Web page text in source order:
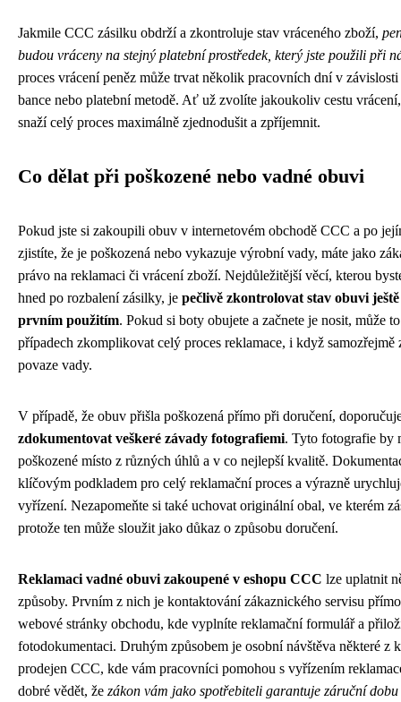
Jakmile CCC zásilku obdrží a zkontroluje stav vráceného zboží,
budou vráceny na stejný platební prostředek, který jste použili při
proces vrácení peněz může trvat několik pracovních dní v závislosti
bance nebo platební metodě. Ať už zvolíte jakoukoliv cestu
snaží celý proces maximálně zjednodušit a zpříjemnit.
Co dělat při poškozené nebo vadné obuvi
Pokud jste si zakoupili obuv v internetovém obchodě CCC a po
zjistíte, že je poškozená nebo vykazuje výrobní vady, máte jako
právo na reklamaci či vrácení zboží. Nejdůležitější věcí, kterou
hned po rozbalení zásilky, je pečlivě zkontrolovat stav obuvi
prvním použitím. Pokud si boty obujete a začnete je nosit, může
případech zkomplikovat celý proces reklamace, i když samozřejmě
povaze vady.
V případě, že obuv přišla poškozená přímo při doručení,
zdokumentovat veškeré závady fotografiemi. Tyto fotografie by
poškozené místo z různých úhlů a v co nejlepší kvalitě.
klíčovým podkladem pro celý reklamační proces a výrazně
vyřízení. Nezapomeňte si také uchovat originální obal, ve kterém
protože ten může sloužit jako důkaz o způsobu doručení.
Reklamaci vadné obuvi zakoupené v eshopu CCC lze uplatnit
způsoby. Prvním z nich je kontaktování zákaznického servisu
webové stránky obchodu, kde vyplníte reklamační formulář a
fotodokumentaci. Druhým způsobem je osobní návštěva některé z
prodejen CCC, kde vám pracovníci pomohou s vyřízením
dobré vědět, že zákon vám jako spotřebiteli garantuje záruční dobu